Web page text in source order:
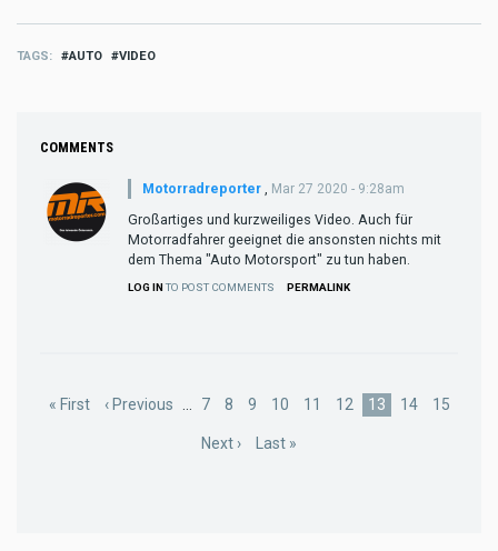
TAGS AUTO VIDEO
COMMENTS
Motorradreporter Mar 27 2020 - 9:28am
Großartiges und kurzweiliges Video. Auch für
Motorradfahrer geeignet die ansonsten nichts mit
dem Thema "Auto Motorsport" zu tun haben.
LOG IN TO POST COMMENTS PERMALINK
First
« First
Previous
‹ Previous … Page
7 Page
8 Page
9 Page
10 Page
11 Page
12
Current
13 Page
14 Page
15
Next
Next ›
Last
Last »